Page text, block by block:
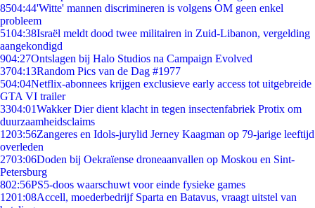
8504:44'Witte' mannen discrimineren is volgens OM geen enkel
probleem
5104:38Israël meldt dood twee militairen in Zuid-Libanon, vergelding
aangekondigd
904:27Ontslagen bij Halo Studios na Campaign Evolved
3704:13Random Pics van de Dag #1977
504:04Netflix-abonnees krijgen exclusieve early access tot uitgebreide
GTA VI trailer
3304:01Wakker Dier dient klacht in tegen insectenfabriek Protix om
duurzaamheidsclaims
1203:56Zangeres en Idols-jurylid Jerney Kaagman op 79-jarige leeftijd
overleden
2703:06Doden bij Oekraïense droneaanvallen op Moskou en Sint-
Petersburg
802:56PS5-doos waarschuwt voor einde fysieke games
1201:08Accell, moederbedrijf Sparta en Batavus, vraagt uitstel van